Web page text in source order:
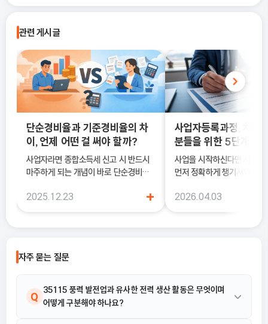
관련 게시글
단순경비율과 기준경비율의 차
이, 언제 어떤 걸 써야 할까?
사업자라면 종합소득세 신고 시 반드시
마주하게 되는 개념이 바로 단순경비율
에서는 이 두 가지의 차이를 정확히 이해
경비율의 개념부터, 어떤 경우에 어떤 방
으로 정리합니다.
2025.12.23 +
사업자등록과정, 처음
분들을 위한 5단계 정
사업을 시작하신다면 사업자
먼저 정확하게 챙기셔야 해
국세청에 정식으로 사업을
2026.04.03
자주 묻는 질문
Q
35115 풍력 발전업과 유사한 전력 생산 활동은 무엇이며
어떻게 구분해야 하나요?